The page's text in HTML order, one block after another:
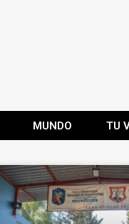
MUNDO TU